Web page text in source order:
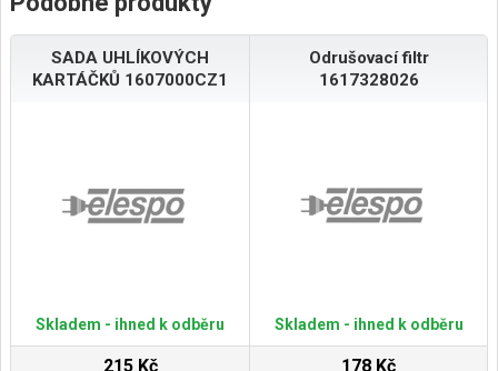
SADA UHLÍKOVÝCH
KARTÁČKŮ 1607000CZ1
Skladem - ihned k odběru
215 Kč
Odrušovací filtr
1617328026
Skladem - ihned k odběru
178 Kč